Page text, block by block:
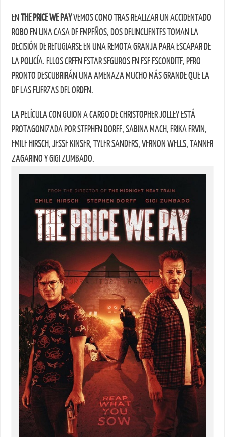
EN THE PRICE WE PAYVEMOS COMO TRAS REALIZAR UN ACCIDENTADO
ROBO EN UNA CASA DE EMPEÑOS, DOS DELINCUENTES TOMAN LA
DECISIÓN DE REFUGIARSE EN UNA REMOTA GRANJA PARA ESCAPAR DE
LA POLICÍA. ELLOS CREEN ESTAR SEGUROS EN ESE ESCONDITE, PERO
PRONTO DESCUBRIRÁN UNA AMENAZA MUCHO MÁS GRANDE QUE LA
DE LAS FUERZAS DEL ORDEN.
LA PELÍCULA CON GUION A CARGO DE CHRISTOPHER JOLLEY ESTÁ
PROTAGONIZADA POR STEPHEN DORFF, SABINA MACH, ERIKA ERVIN,
EMILE HIRSCH, JESSE KINSER, TYLER SANDERS, VERNON WELLS, TANNER
ZAGARINO Y GIGI ZUMBADO.